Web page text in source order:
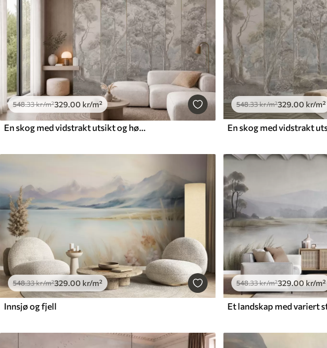
548.33kr/m²329.00 kr/m²
En skog med vidstrakt utsikt og høye trær i myke, kjølige fargetoner
548.33kr/m²329.00 kr/m²
548.33kr/m²329.00 kr/m²
Innsjø og fjell
548.33kr/m²329.00 kr/m²